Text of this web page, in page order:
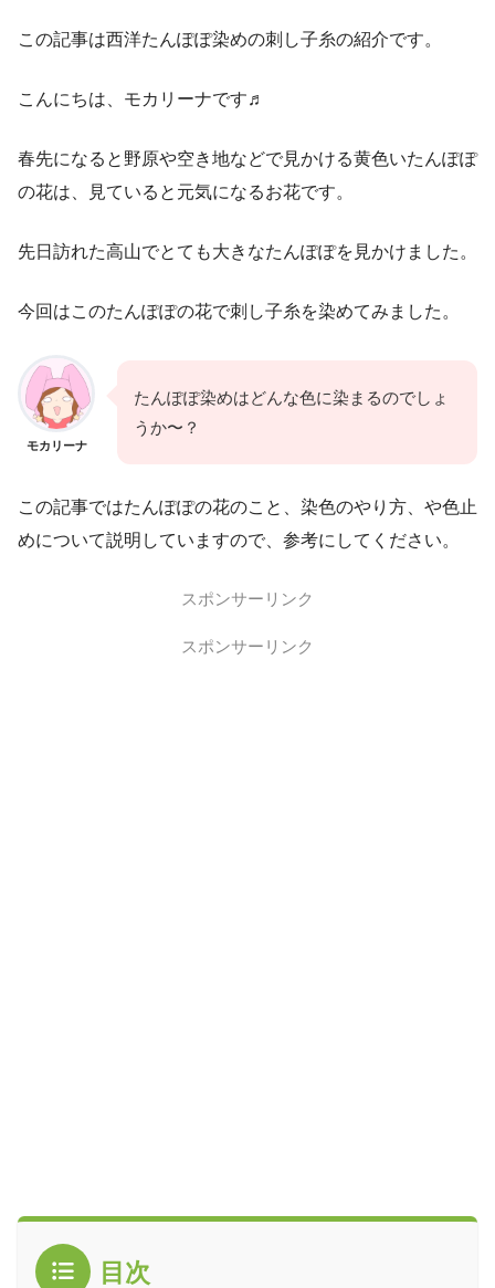
この記事は西洋たんぽぽ染めの刺し子糸の紹介です。
こんにちは、モカリーナです♬
春先になると野原や空き地などで見かける黄色いたんぽぽ
の花は、見ていると元気になるお花です。
先日訪れた高山でとても大きなたんぽぽを見かけました。
今回はこのたんぽぽの花で刺し子糸を染めてみました。
モカリーナ
たんぽぽ染めはどんな色に染まるのでしょ
うか〜？
この記事ではたんぽぽの花のこと、染色のやり方、や色止
めについて説明していますので、参考にしてください。
スポンサーリンク
スポンサーリンク
目次